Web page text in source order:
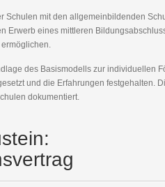
Schulen mit den allgemeinbildenden
Erwerb eines mittleren
des Basismodells zur individuellen
und die Erfahrungen festgehalten.
dokumentiert.